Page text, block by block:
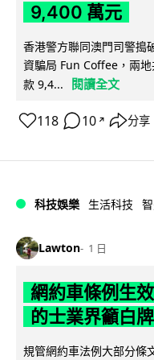
9,400 萬元
香港警方聯同澳門司警搗
資騙局 Fun Coffee，兩
款 9,4...
閱讀全文
118 10 ↗ 分享
科技娛樂 生活科技
Lawton 1 日
網約車條例生
的士業界籲白
規管網約車法例大部分條